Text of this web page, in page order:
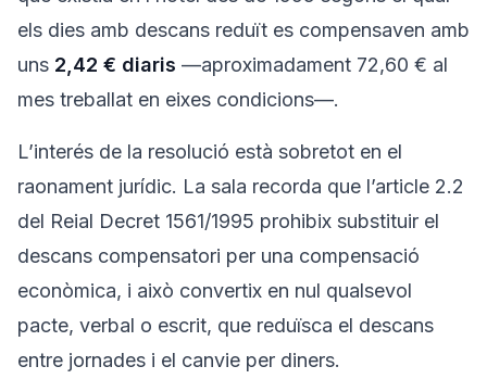
els dies amb descans reduït es compensaven amb
uns 2,42 € diaris —aproximadament 72,60 € al
mes treballat en eixes condicions—.
L’interés de la resolució està sobretot en el
raonament jurídic. La sala recorda que l’article 2.2
del Reial Decret 1561/1995 prohibix substituir el
descans compensatori per una compensació
econòmica, i això convertix en nul qualsevol
pacte, verbal o escrit, que reduïsca el descans
entre jornades i el canvie per diners.